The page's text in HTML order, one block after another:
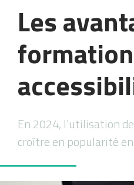
Les
En 2024, l’utilisation
croître en popularité